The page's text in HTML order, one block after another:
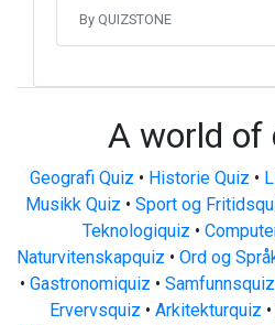
By QUIZSTONE
A world of
Geografi Quiz • Historie Quiz •
Musikk Quiz • Sport og
Teknologiquiz •
Naturvitenskapquiz • Ord og
• Gastronomiquiz • Samfunnsquiz
Ervervsquiz • Arkitekturquiz •